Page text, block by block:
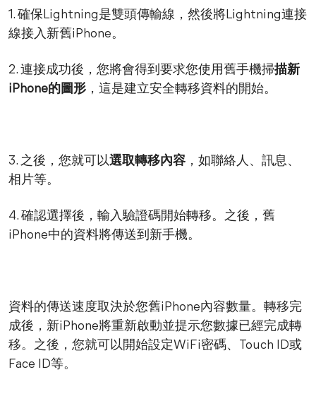
1. 確保Lightning是雙頭傳輸線，然後將Lightning連接
線接入新舊iPhone。
2. 連接成功後，您將會得到要求您使用舊手機掃描新
iPhone的圖形 ，這是建立安全轉移資料的開始。
3. 之後，您就可以選取轉移內容 ，如聯絡人、訊息、
相片等。
4. 確認選擇後，輸入驗證碼開始轉移。之後，舊
iPhone中的資料將傳送到新手機。
資料的傳送速度取決於您舊iPhone內容數量。轉移完
成後，新iPhone將重新啟動並提示您數據已經完成轉
移。之後，您就可以開始設定WiFi密碼、Touch ID或
Face ID等。